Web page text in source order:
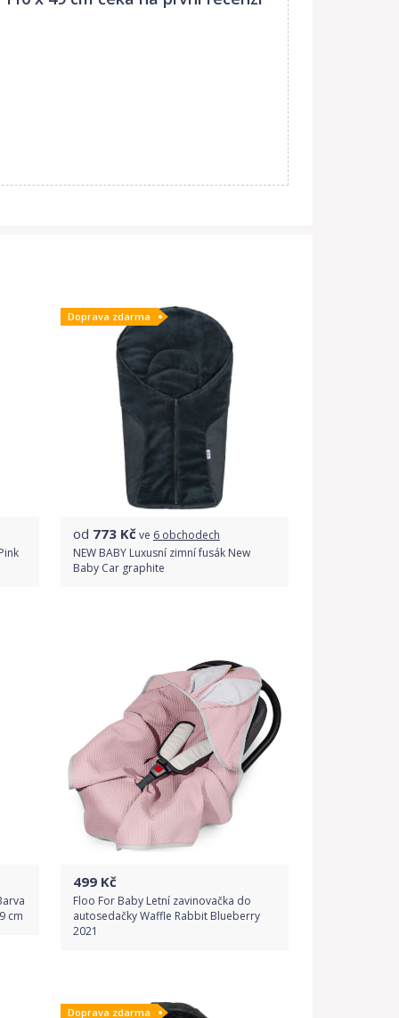
Doprava zdarma
od 773 Kčve 6 obchodech
NEW BABY Luxusní zimní fusák New
Baby Car graphite
cm
499 Kč
Floo For Baby Letní zavinovačka do
autosedačky Waffle Rabbit Blueberry
2021
Doprava zdarma